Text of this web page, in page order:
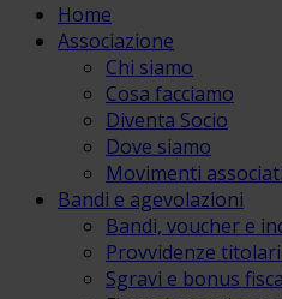
Home
Associazione
Chi siamo
Cosa facciamo
Diventa Socio
Dove siamo
Movimenti
Bandi e agevolazioni
Bandi, voucher e
Provvidenze
Sgravi e bonus